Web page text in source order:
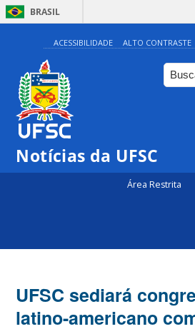
BRASIL
ACESSIBILIDADE ALTO CONTRASTE
Notícias da UFSC
Área Restrita
UFSC sediará
latino-americano